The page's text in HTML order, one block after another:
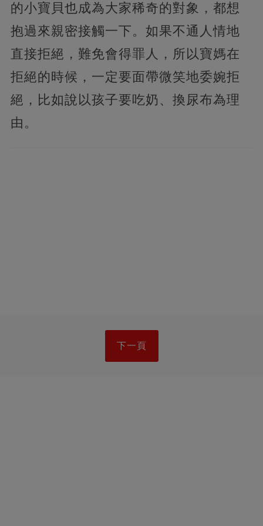
的小寶貝也成為大家稀奇的對象，都想
抱過來親密接觸一下。如果不通人情地
直接拒絕，難免會得罪人，所以寶媽在
拒絕的時候，一定要面帶微笑地委婉拒
絕，比如說以孩子要吃奶、換尿布為理
由。
下一頁